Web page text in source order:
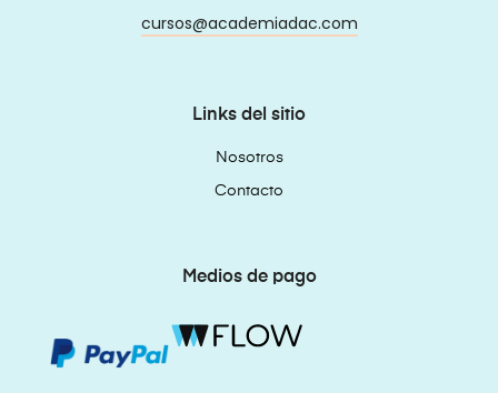
cursos@academiadac.com
Links del sitio
Nosotros
Contacto
Medios de pago